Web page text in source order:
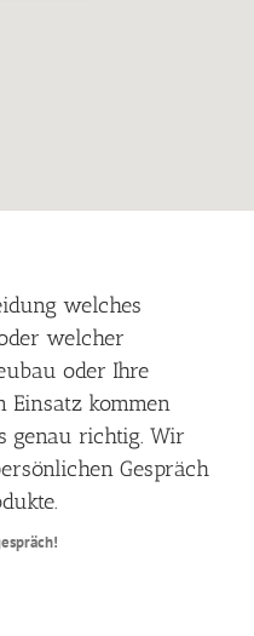
welches
welcher
oder Ihre
Einsatz kommen
genau richtig. Wir
Gespräch